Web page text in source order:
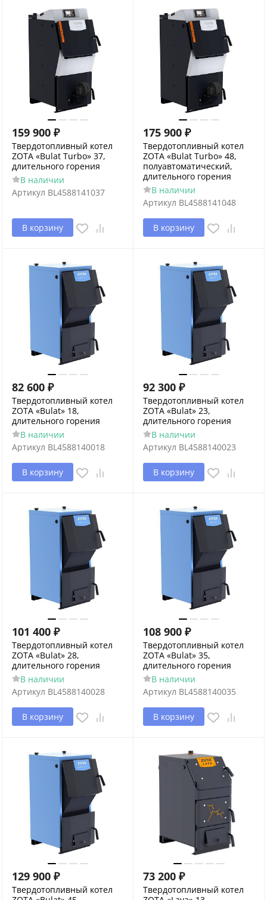
159 900 ₽
Твердотопливный котел
ZOTA «Bulat Turbo» 37,
длительного горения
В наличии
Артикул BL4588141037
В корзину
175 900 ₽
Твердотопливный котел
ZOTA «Bulat Turbo» 48,
полуавтоматический,
длительного горения
В наличии
Артикул BL4588141048
В корзину
82 600 ₽
Твердотопливный котел
ZOTA «Bulat» 18,
длительного горения
В наличии
Артикул BL4588140018
В корзину
92 300 ₽
Твердотопливный котел
ZOTA «Bulat» 23,
длительного горения
В наличии
Артикул BL4588140023
В корзину
101 400 ₽
Твердотопливный котел
ZOTA «Bulat» 28,
длительного горения
В наличии
Артикул BL4588140028
В корзину
108 900 ₽
Твердотопливный котел
ZOTA «Bulat» 35,
длительного горения
В наличии
Артикул BL4588140035
В корзину
129 900 ₽
Твердотопливный котел
73 200 ₽
Твердотопливный котел